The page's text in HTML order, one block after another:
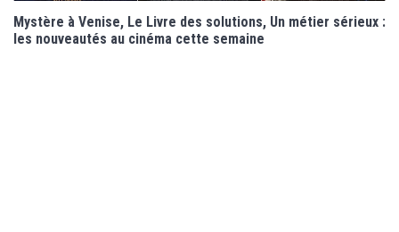
Mystère à Venise, Le Livre des solutions, Un métier sérieux :
les nouveautés au cinéma cette semaine